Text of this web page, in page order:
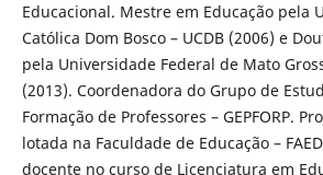
Educacional. Mestre em Educação pela
Católica Dom Bosco – UCDB (2006) e
pela Universidade Federal de Mato
(2013). Coordenadora do Grupo de
Formação de Professores – GEPFORP.
lotada na Faculdade de Educação –
docente no curso de Licenciatura em